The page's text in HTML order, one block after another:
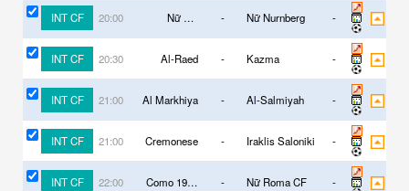
INT CF 20:00
Nữ SC
- Nữ Nurnberg -
INT CF 20:30 Al-Raed - Kazma -
INT CF 21:00 Al Markhiya - Al-Salmiyah -
INT CF 21:00 Cremonese - Iraklis Saloniki -
INT CF 22:00
Como 1907
- Nữ Roma CF -